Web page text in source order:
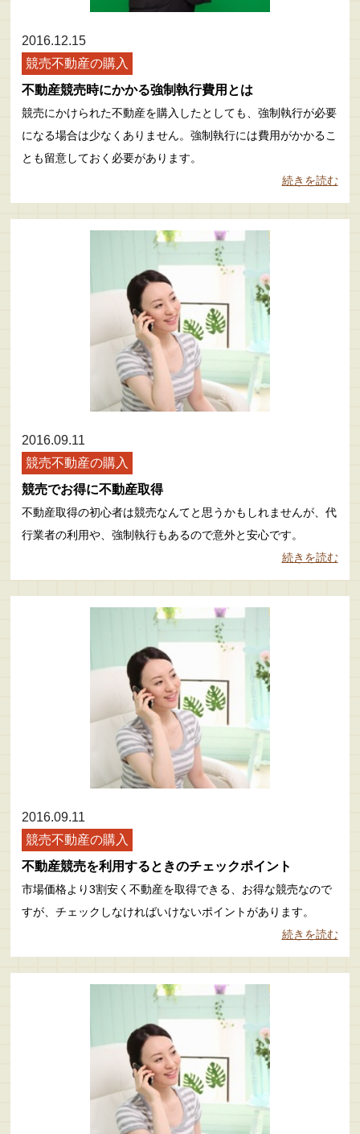
2016.12.15
競売不動産の購入
不動産競売時にかかる強制執行費用とは
競売にかけられた不動産を購入したとしても、強制執行が必要
になる場合は少なくありません。強制執行には費用がかかるこ
とも留意しておく必要があります。
続きを読む
2016.09.11
競売不動産の購入
競売でお得に不動産取得
不動産取得の初心者は競売なんてと思うかもしれませんが、代
行業者の利用や、強制執行もあるので意外と安心です。
続きを読む
2016.09.11
競売不動産の購入
不動産競売を利用するときのチェックポイント
市場価格より3割安く不動産を取得できる、お得な競売なので
すが、チェックしなければいけないポイントがあります。
続きを読む